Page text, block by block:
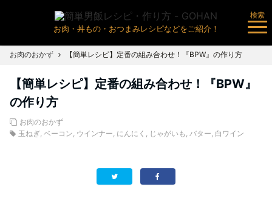
お肉・丼もの・おつまみレシピなどをご紹介！
検索
お肉のおかず 【簡単レシピ】定番の組み合わせ！『BPW』の作り方
【簡単レシピ】定番の組み合わせ！『BPW』
の作り方
お肉のおかず
玉ねぎ, ベーコン, ウインナー, にんにく , じゃがいも , バター, 白ワイン